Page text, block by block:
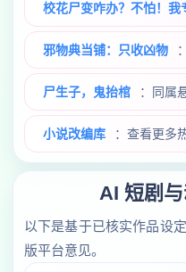
校花尸变咋办？不怕！我
邪物典当铺：只收凶物
尸生子，鬼抬棺 ：同属
小说改编库 ：查看更多
AI 短剧
以下是基于已核实作品设
版平台意见。